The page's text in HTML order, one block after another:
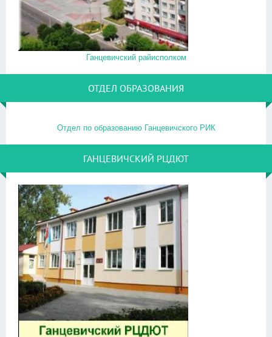
Ганцевичский райисполком
ОТДЕЛ ОБРАЗОВАНИЯ
Отдел по образованию Ганцевичского РИК
ГАНЦЕВИЧСКИЙ РЦДЮТ